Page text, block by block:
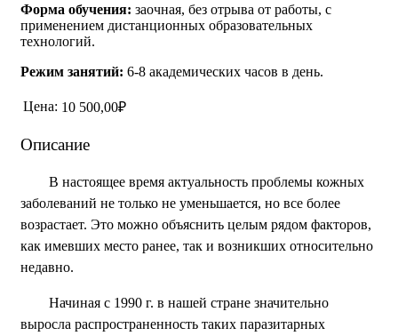
Форма обучения: заочная, без отрыва от работы, с
применением дистанционных образовательных
технологий.
Режим занятий: 6-8 академических часов в день.
Цена: 10 500,00₽
Описание
В настоящее время актуальность проблемы кожных
заболеваний не только не уменьшается, но все более
возрастает. Это можно объяснить целым рядом факторов,
как имевших место ранее, так и возникших относительно
недавно.
Начиная с 1990 г. в нашей стране значительно
выросла распространенность таких паразитарных